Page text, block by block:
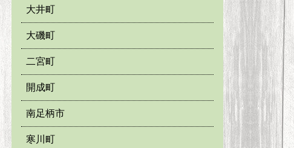
大井町
大磯町
二宮町
開成町
南足柄市
寒川町